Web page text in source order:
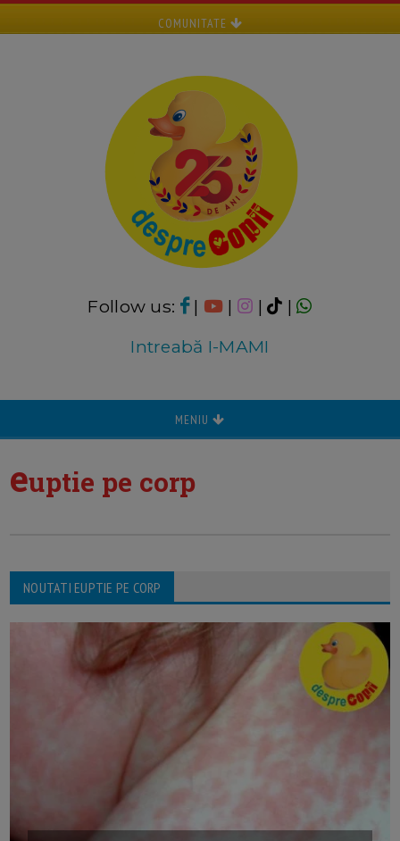
COMUNITATE
Follow us: | | |
|
Intreabă I-MAMI
MENIU
euptie pe corp
NOUTATI EUPTIE PE CORP